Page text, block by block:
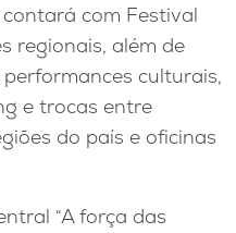
com Festival
regionais, além de
culturais,
e trocas entre
do país e oficinas
“A força das